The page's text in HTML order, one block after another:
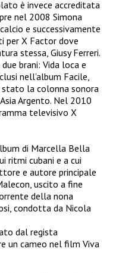
è invece accreditata
nel 2008 Simona
e successivamente
per X Factor dove
stessa, Giusy Ferreri.
brani: Vida loca e
nell’album Facile,
stato la colonna sonora
Argento. Nel 2010
televisivo X
di Marcella Bella
ritmi cubani e a cui
e autore principale
uscito a fine
della nona
condotta da Nicola
dal regista
un cameo nel film Viva